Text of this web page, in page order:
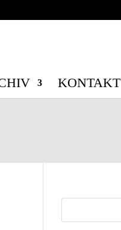
config.phpon line70
config.php
KONTAKT